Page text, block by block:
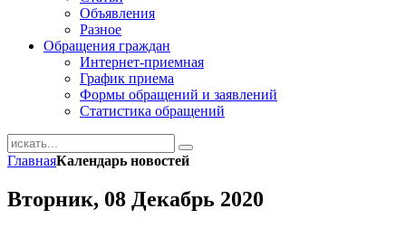
Объявления
Разное
Обращения граждан
Интернет-приемная
График приема
Формы обращений и заявлений
Статистика обращений
ГлавнаяКалендарь новостей
Вторник, 08 Декабрь 2020